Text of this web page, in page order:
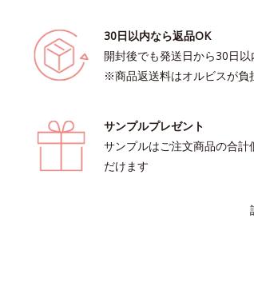
30日以内なら返品OK
開封後でも発送日から30日
※商品返送料はオルビスが負
サンプルプレゼント
サンプルはご注文商品の合計
だけます